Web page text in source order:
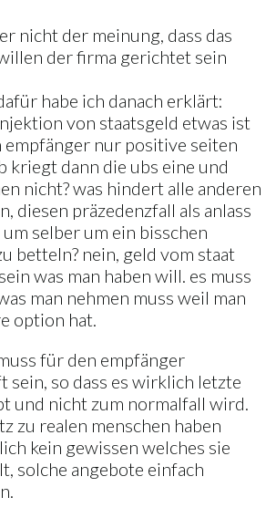
nicht der meinung, dass das
der firma gerichtet sein
habe ich danach erklärt:
von staatsgeld etwas ist
empfänger nur positive seiten
kriegt dann die ubs eine und
nicht? was hindert alle anderen
diesen präzedenzfall als anlass
selber um ein bisschen
betteln? nein, geld vom staat
was man haben will. es muss
man nehmen muss weil man
option hat.
für den empfänger
sein, so dass es wirklich letzte
und nicht zum normalfall wird.
zu realen menschen haben
kein gewissen welches sie
solche angebote einfach